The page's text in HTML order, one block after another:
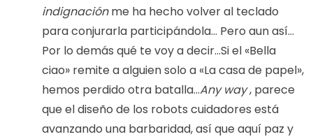
indignaciónme ha hecho volver al teclado
para conjurarla participándola… Pero aun así…
Por lo demás qué te voy a decir…Si el «Bella
ciao» remite a alguien solo a «La casa de papel»,
hemos perdido otra batalla…Any way, parece
que el diseño de los robots cuidadores está
avanzando una barbaridad, así que aquí paz y